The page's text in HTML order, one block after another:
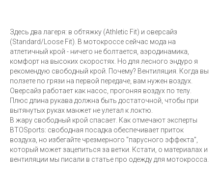
Здесь два лагеря: в обтяжку (Athletic Fit) и оверсайз
(Standard/Loose Fit). В мотокроссе сейчас мода на
атлетичный крой - ничего не болтается, аэродинамика,
комфорт на высоких скоростях. Но для лесного эндуро я
рекомендую свободный крой. Почему? Вентиляция. Когда вы
ползете по грязи на первой передаче, вам нужен воздух.
Оверсайз работает как насос, прогоняя воздух по телу.
Плюс длина рукава должна быть достаточной, чтобы при
вытянутых руках манжет не улетал к локтю.
В жару свободный крой спасает. Как отмечают эксперты
BTOSports: свободная посадка обеспечивает приток
воздуха, но избегайте чрезмерного "парусного эффекта",
который может зацепиться за ветки. Кстати, о материалах и
вентиляции мы писали в статье про одежду для мотокросса.